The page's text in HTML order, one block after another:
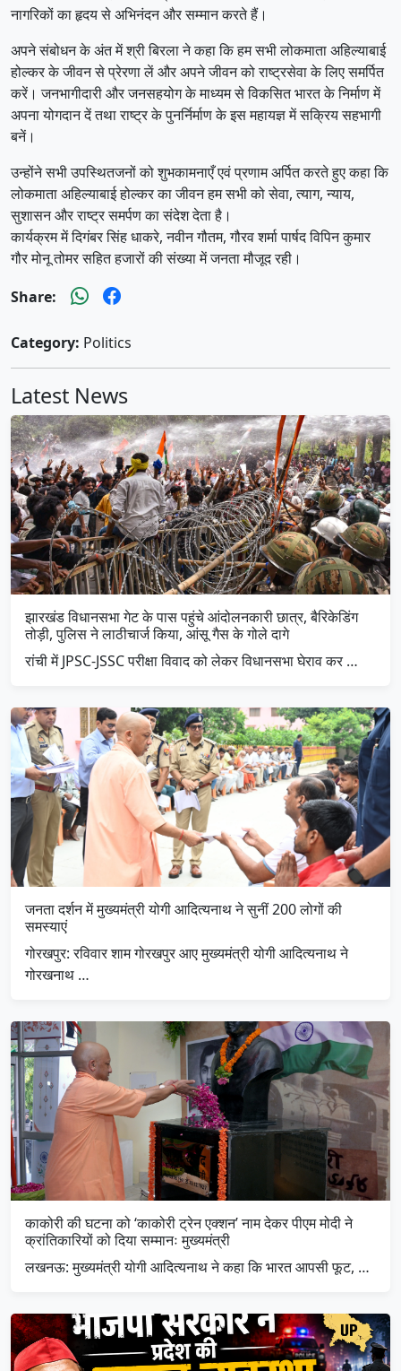
नागरिकों का हृदय से अभिनंदन और सम्मान करते हैं।
अपने संबोधन के अंत में श्री बिरला ने कहा कि हम सभी लोकमाता अहिल्याबाई
होल्कर के जीवन से प्रेरणा लें और अपने जीवन को राष्ट्रसेवा के लिए समर्पित
करें। जनभागीदारी और जनसहयोग के माध्यम से विकसित भारत के निर्माण में
अपना योगदान दें तथा राष्ट्र के पुनर्निर्माण के इस महायज्ञ में सक्रिय सहभागी
बनें।
उन्होंने सभी उपस्थितजनों को शुभकामनाएँ एवं प्रणाम अर्पित करते हुए कहा कि
लोकमाता अहिल्याबाई होल्कर का जीवन हम सभी को सेवा, त्याग, न्याय,
सुशासन और राष्ट्र समर्पण का संदेश देता है।
कार्यक्रम में दिगंबर सिंह धाकरे, नवीन गौतम, गौरव शर्मा पार्षद विपिन कुमार
गौर मोनू तोमर सहित हजारों की संख्या में जनता मौजूद रही।
Share:
Category: Politics
Latest News
झारखंड विधानसभा गेट के पास पहुंचे आंदोलनकारी छात्र, बैरिकेडिंग
तोड़ी, पुलिस ने लाठीचार्ज किया, आंसू गैस के गोले दागे
रांची में JPSC-JSSC परीक्षा विवाद को लेकर विधानसभा घेराव कर …
जनता दर्शन में मुख्यमंत्री योगी आदित्यनाथ ने सुनीं 200 लोगों की
समस्याएं
गोरखपुर: रविवार शाम गोरखपुर आए मुख्यमंत्री योगी आदित्यनाथ ने
गोरखनाथ …
काकोरी की घटना को ‘काकोरी ट्रेन एक्शन’ नाम देकर पीएम मोदी ने
क्रांतिकारियों को दिया सम्मानः मुख्यमंत्री
लखनऊ: मुख्यमंत्री योगी आदित्यनाथ ने कहा कि भारत आपसी फूट, …